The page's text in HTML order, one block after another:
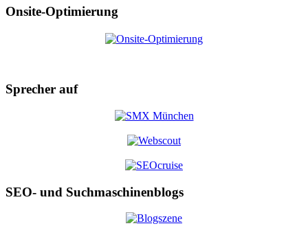
Onsite-Optimierung
Sprecher auf
SEO- und Suchmaschinenblogs